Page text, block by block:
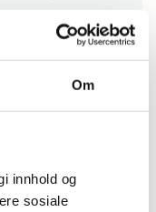
Om
innhold og
sosiale
for lekkasjefri
og temperatur